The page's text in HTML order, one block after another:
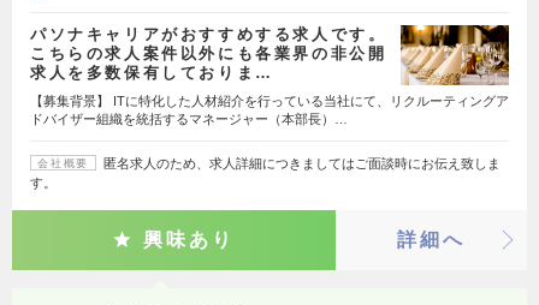
パソナキャリアがおすすめする求人です。
こちらの求人案件以外にも各業界の非公開
求人を多数保有しておりま…
【募集背景】 ITに特化した人材紹介を行っている当社にて、リクルーティングア
ドバイザー組織を統括するマネージャー（本部長）…
会社概要
匿名求人のため、求人詳細につきましてはご面談時にお伝え致しま
す。
興味あり 詳細へ